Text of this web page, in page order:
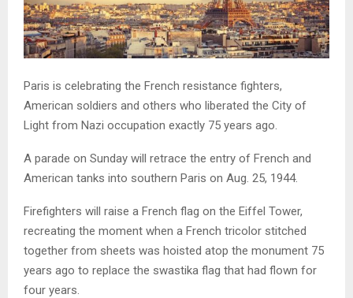
Paris is celebrating the French resistance fighters,
American soldiers and others who liberated the City of
Light from Nazi occupation exactly 75 years ago.
A parade on Sunday will retrace the entry of French and
American tanks into southern Paris on Aug. 25, 1944.
Firefighters will raise a French flag on the Eiffel Tower,
recreating the moment when a French tricolor stitched
together from sheets was hoisted atop the monument 75
years ago to replace the swastika flag that had flown for
four years.